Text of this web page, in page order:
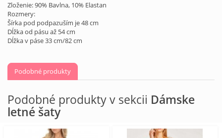
Zloženie: 90% Bavlna, 10% Elastan
Rozmery:
Šírka pod podpazuším je 48 cm
Dĺžka od pásu až 54 cm
Dĺžka v páse 33 cm/82 cm
Podobné produkty
Podobné produkty v sekcii Dámske
letné šaty